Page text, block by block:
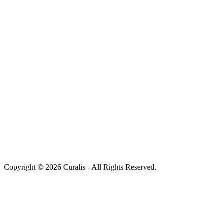
Copyright © 2026 Curalis - All Rights Reserved.